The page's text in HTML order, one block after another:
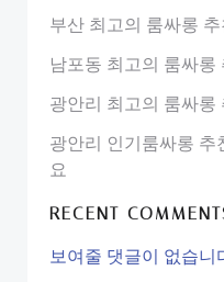
부산 최고의 룸싸롱
남포동 최고의 룸싸
광안리 최고의 룸싸롱
광안리 인기룸싸롱 추
요
RECENT
보여줄 댓글이 없습니